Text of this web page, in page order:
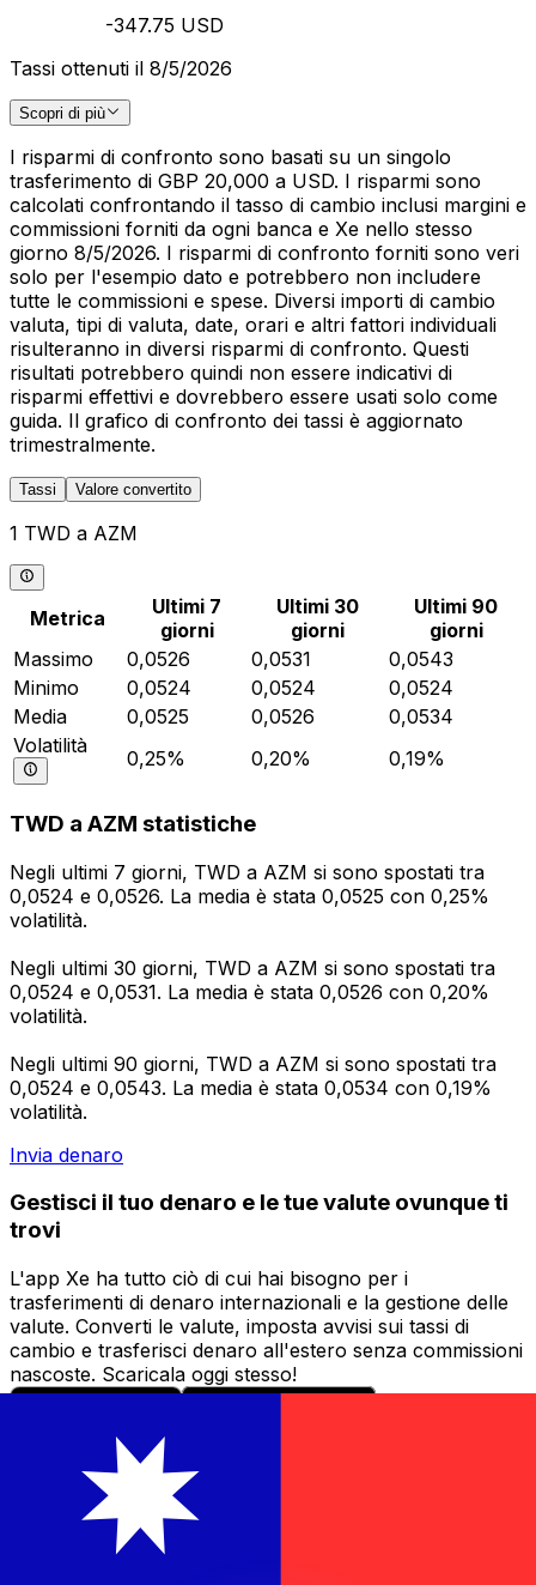
-347.75 USD
Tassi ottenuti il 8/5/2026
Scopri di più
I risparmi di confronto sono basati su un singolo
trasferimento di GBP 20,000 a USD. I risparmi sono
calcolati confrontando il tasso di cambio inclusi margini e
commissioni forniti da ogni banca e Xe nello stesso
giorno 8/5/2026. I risparmi di confronto forniti sono veri
solo per l'esempio dato e potrebbero non includere
tutte le commissioni e spese. Diversi importi di cambio
valuta, tipi di valuta, date, orari e altri fattori individuali
risulteranno in diversi risparmi di confronto. Questi
risultati potrebbero quindi non essere indicativi di
risparmi effettivi e dovrebbero essere usati solo come
guida. Il grafico di confronto dei tassi è aggiornato
trimestralmente.
Tassi Valore convertito
1 TWD a AZM
Metrica
Ultimi 7
giorni
Ultimi 30
giorni
Ultimi 90
giorni
Massimo
0,0526 0,0531
0,0543
Minimo
0,0524 0,0524
0,0524
Media
0,0525 0,0526
0,0534
Volatilità
0,25% 0,20% 0,19%
TWD a AZM statistiche
Negli ultimi 7 giorni, TWD a AZM si sono spostati tra
0,0524 e 0,0526. La media è stata 0,0525 con 0,25%
volatilità.
Negli ultimi 30 giorni, TWD a AZM si sono spostati tra
0,0524 e 0,0531. La media è stata 0,0526 con 0,20%
volatilità.
Negli ultimi 90 giorni, TWD a AZM si sono spostati tra
0,0524 e 0,0543. La media è stata 0,0534 con 0,19%
volatilità.
Invia denaro
Gestisci il tuo denaro e le tue valute ovunque ti
trovi
L'app Xe ha tutto ciò di cui hai bisogno per i
trasferimenti di denaro internazionali e la gestione delle
valute. Converti le valute, imposta avvisi sui tassi di
cambio e trasferisci denaro all'estero senza commissioni
nascoste. Scaricala oggi stesso!